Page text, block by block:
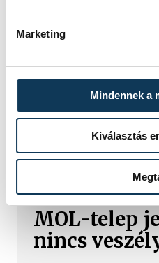
Marketing
Mindennek a
Kiválasztás
vármegyei
Ég a tarló
határában,
övezetre is
MOL-telep
nincs